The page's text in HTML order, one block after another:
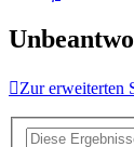
Zur erweiterten